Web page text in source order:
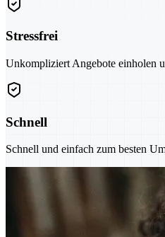
Stressfrei
Unkompliziert Angebote einholen
Schnell
Schnell und einfach zum besten